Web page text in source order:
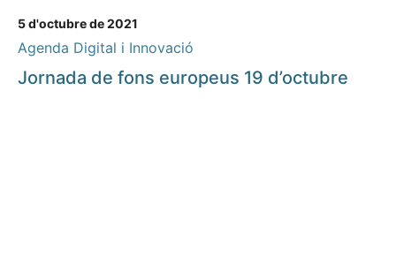
5 d'octubre de 2021
Agenda Digital i Innovació
Jornada de fons europeus 19 d’octubre